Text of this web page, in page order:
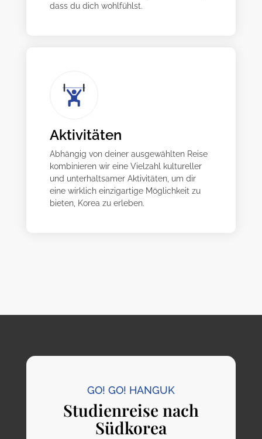
dass du dich wohlfühlst.
Aktivitäten
Abhängig von deiner ausgewählten Reise
kombinieren wir eine Vielzahl kultureller
und unterhaltsamer Aktivitäten, um dir
eine wirklich einzigartige Möglichkeit zu
bieten, Korea zu erleben.
GO! GO! HANGUK
Studienreise nach
Südkorea